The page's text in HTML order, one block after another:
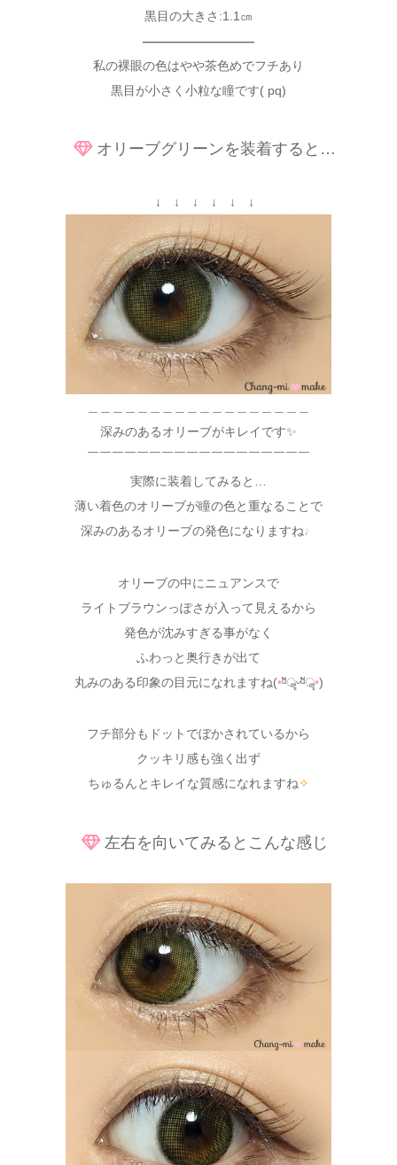
黒目の大きさ:1.1㎝
—————————
私の裸眼の色はやや茶色めでフチあり
黒目が小さく小粒な瞳です( pq)
オリーブグリーンを装着すると…
↓ ↓ ↓ ↓ ↓ ↓
深みのあるオリーブがキレイです✨
￣￣￣￣￣￣￣￣￣￣￣￣￣￣￣￣￣￣
実際に装着してみると…
薄い着色のオリーブが瞳の色と重なることで
深みのあるオリーブの発色になりますね♩
オリーブの中にニュアンスで
ライトブラウンっぽさが入って見えるから
発色が沈みすぎる事がなく
ふわっと奥行きが出て
丸みのある印象の目元になれますね(•ᵅัॣᵕᵅัॣ•)
フチ部分もドットでぼかされているから
クッキリ感も強く出ず
ちゅるんとキレイな質感になれますね✧
左右を向いてみるとこんな感じ